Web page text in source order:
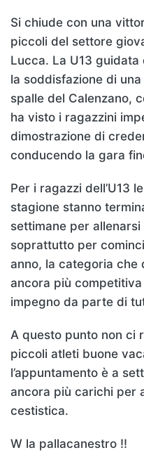
Si chiude con una
piccoli del settore
Lucca. La U13
la soddisfazione di
spalle del Calenzano,
ha visto i ragazzini
dimostrazione di
conducendo la gara
Per i ragazzi dell’U13
stagione stanno
settimane per allenarsi
soprattutto per
anno, la categoria che
ancora più
impegno da parte di
A questo punto non ci
piccoli atleti buone
l’appuntamento è a
ancora più carichi per
cestistica.
W la pallacanestro !!